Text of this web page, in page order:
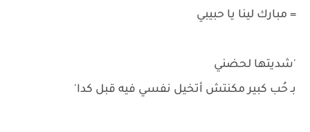
= مبارك لينا يا حبيبي
'شديتها لحضني
بـ حُب كبير مكنتش أتخيل نفسي فيه قبل كدا'